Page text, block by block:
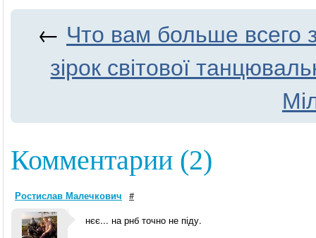
← Что вам больше всего
зірок світової
Комментарии (2)
Ростислав Малечкович #
нєє... на рнб точно не піду.